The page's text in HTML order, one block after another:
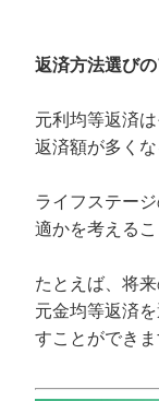
返済方法選び
元利均等返済
返済額が多くな
ライフステー
適かを考えるこ
たとえば、将
元金均等返済
すことができま